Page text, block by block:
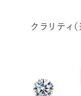
クラリティ